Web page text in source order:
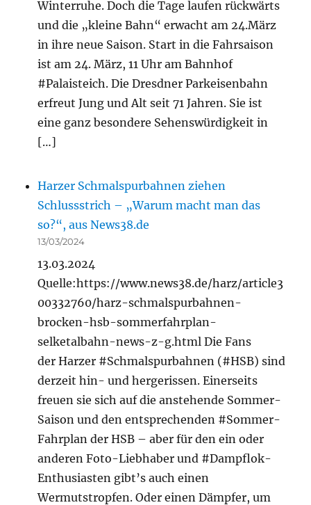
Winterruhe. Doch die Tage laufen rückwärts
und die „kleine Bahn“ erwacht am 24.März
in ihre neue Saison. Start in die Fahrsaison
ist am 24. März, 11 Uhr am Bahnhof
#Palaisteich. Die Dresdner Parkeisenbahn
erfreut Jung und Alt seit 71 Jahren. Sie ist
eine ganz besondere Sehenswürdigkeit in
[…]
Harzer Schmalspurbahnen ziehen
Schlussstrich – „Warum macht man das
so?“, aus News38.de
13/03/2024
13.03.2024
Quelle:https://www.news38.de/harz/article3
00332760/harz-schmalspurbahnen-
brocken-hsb-sommerfahrplan-
selketalbahn-news-z-g.html Die Fans
der Harzer #Schmalspurbahnen (#HSB) sind
derzeit hin- und hergerissen. Einerseits
freuen sie sich auf die anstehende Sommer-
Saison und den entsprechenden #Sommer-
Fahrplan der HSB – aber für den ein oder
anderen Foto-Liebhaber und #Dampflok-
Enthusiasten gibt’s auch einen
Wermutstropfen. Oder einen Dämpfer, um